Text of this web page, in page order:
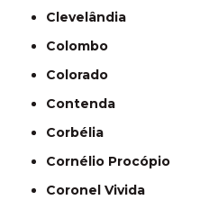
Clevelândia
Colombo
Colorado
Contenda
Corbélia
Cornélio Procópio
Coronel Vivida